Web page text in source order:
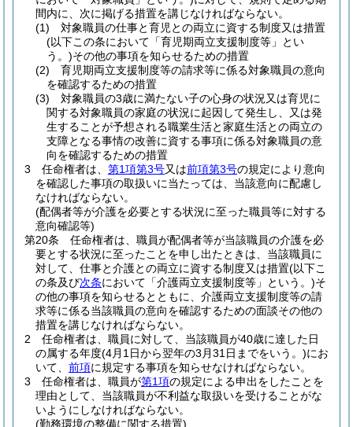
間内に、次に掲げる措置を講じなければならない。
(1)
対象職員の仕事と育児との両立に資する制度又は措置
(以下この条において「育児期両立支援制度等」とい
う。)その他の事項を知らせるための措置
(2)
育児期両立支援制度等の請求等に係る対象職員の意向
を確認するための措置
(3)
対象職員の3歳に満たない子の心身の状況又は育児に
関する対象職員の家庭の状況に起因して発生し、又は発
生することが予想される職業生活と家庭生活との両立の
支障となる事情の改善に資する事項に係る対象職員の意
向を確認するための措置
3
任命権者は、 第1項第3号又は前項第3号の規定により意向
を確認した事項の取扱いに当たっては、当該意向に配慮し
なければならない。
(配偶者等が介護を必要とする状況に至った職員等に対する
意向確認等)
第20条
任命権者は、職員が配偶者等が当該職員の介護を必
要とする状況に至ったことを申し出たときは、当該職員に
対して、仕事と介護との両立に資する制度又は措置(以下こ
の条及び次条において「介護両立支援制度等」という。)そ
の他の事項を知らせるとともに、介護両立支援制度等の請
求等に係る当該職員の意向を確認するための面談その他の
措置を講じなければならない。
2
任命権者は、職員に対して、当該職員が40歳に達した日
の属する年度(4月1日から翌年の3月31日までをいう。)にお
いて、 前項に規定する事項を知らせなければならない。
3
任命権者は、職員が第1項の規定による申出をしたことを
理由として、当該職員が不利益な取扱いを受けることがな
いようにしなければならない。
(勤務環境の整備に関する措置)